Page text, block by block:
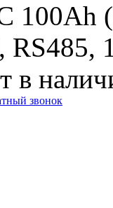
100Ah
RS485,
в
звонок